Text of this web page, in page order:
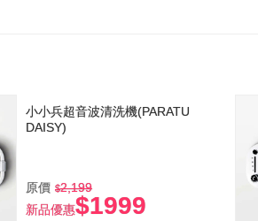
小小兵超音波清洗機(PARATU
DAISY)
原價
2,199
新品優惠$1999